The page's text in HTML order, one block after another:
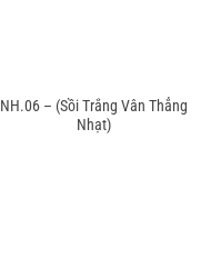
NH.06 – (Sồi Trắng Vân Thẳng
Nhạt)